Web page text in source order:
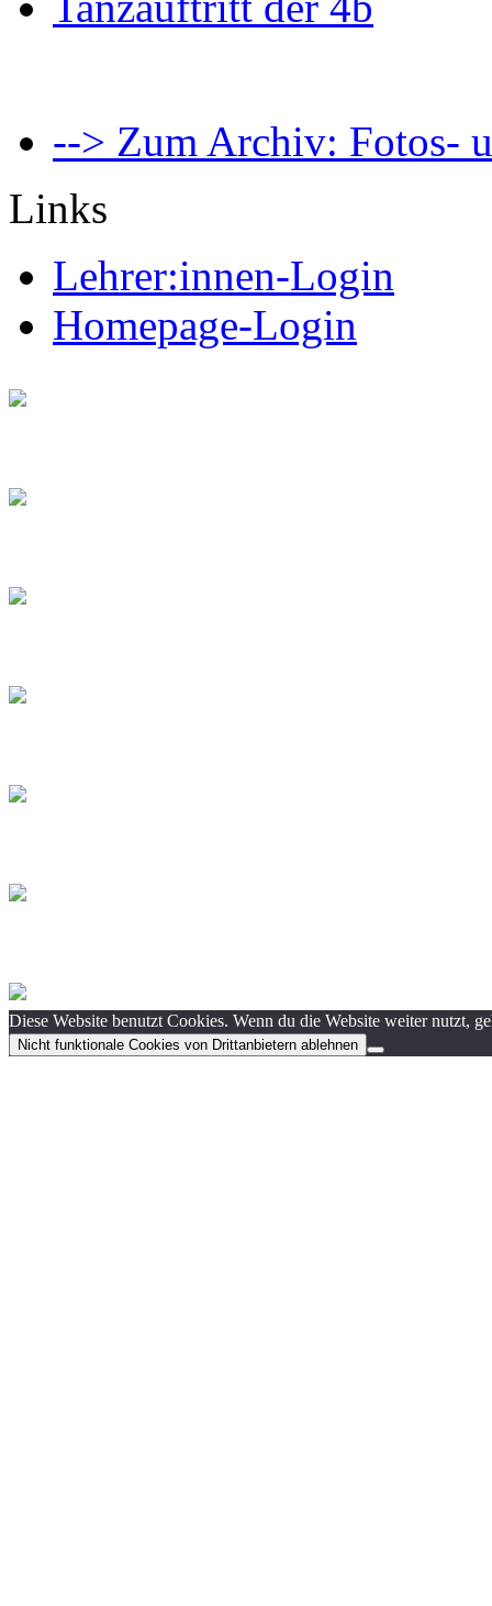
--> Zum Archiv: Fotos-
Links
Lehrer:innen-Login
Homepage-Login
Diese Website benutzt Cookies. Wenn du die Website weiter nutzt,
Nicht funktionale Cookies von Drittanbietern ablehnen